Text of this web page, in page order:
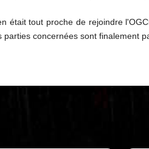
était tout proche de rejoindre
parties concernées sont finalement